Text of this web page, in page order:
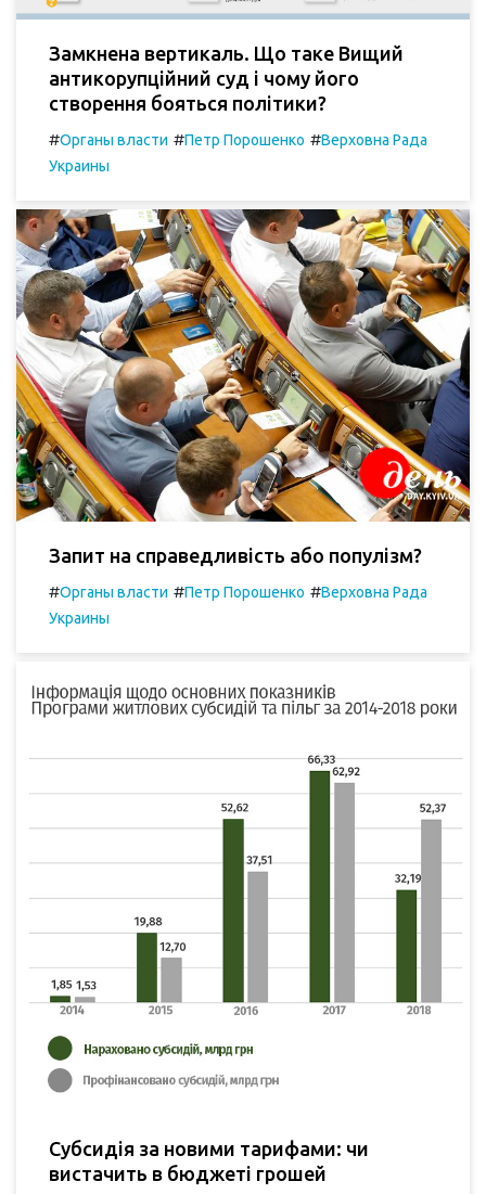
Замкнена вертикаль. Що таке Вищий
антикорупційний суд і чому його
створення бояться політики?
#Органы власти #Петр Порошенко #Верховна Рада
Украины
Запит на справедливість або популізм?
#Органы власти #Петр Порошенко #Верховна Рада
Украины
Субсидія за новими тарифами: чи
вистачить в бюджеті грошей